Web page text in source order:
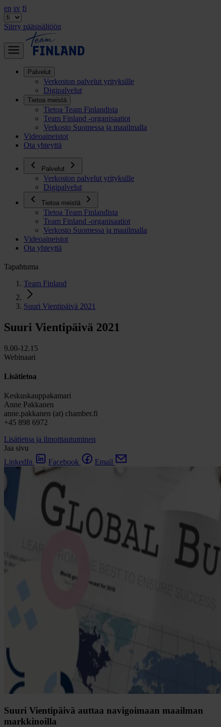
en sv fi
Siirry pääsisältöön
Palvelut
Verkoston palvelut yrityksille
Digipalvelut
Tietoa meistä
Tietoa Team Finlandista
Team Finland -organisaatiot
Verkosto Suomessa ja maailmalla
Videoaineistot
Ota yhteyttä
Palvelut
Verkoston palvelut yrityksille
Digipalvelut
Tietoa meistä
Tietoa Team Finlandista
Team Finland -organisaatiot
Verkosto Suomessa ja maailmalla
Videoaineistot
Ota yhteyttä
Tapahtuma
Team Finland
Suuri Vientipäivä 2021
Suuri Vientipäivä 2021
9.00-12.15
Webinaari
Lisätietoa
Keskuskauppakamari
Anne Pakkanen
anne.pakkanen (at) chamber.fi
+45 898 6972
Lisätietoa ja ilmoittautuminen
Jaa sivu
LinkedIn
Facebook Email
Suuri Vientipäivä auttaa navigoimaan maailman
markkinoilla